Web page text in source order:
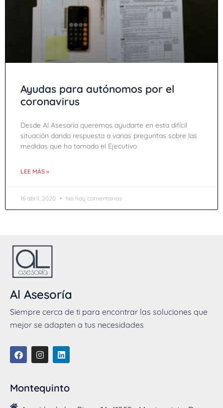
Ayudas para autónomos por el
coronavirus
Desde Al Asesoría queremos ayudarte en esta difícil
situación dando respuesta a varias preguntas sobre las
medidas que ha tomado el Ejecutivo
LEE MÁS »
16 abril, 2020 No hay comentarios
Al Asesoría
Siempre cerca de ti para encontrar las soluciones que
mejor se adapten a tus necesidades
Montequinto